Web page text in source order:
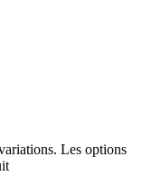
Les options